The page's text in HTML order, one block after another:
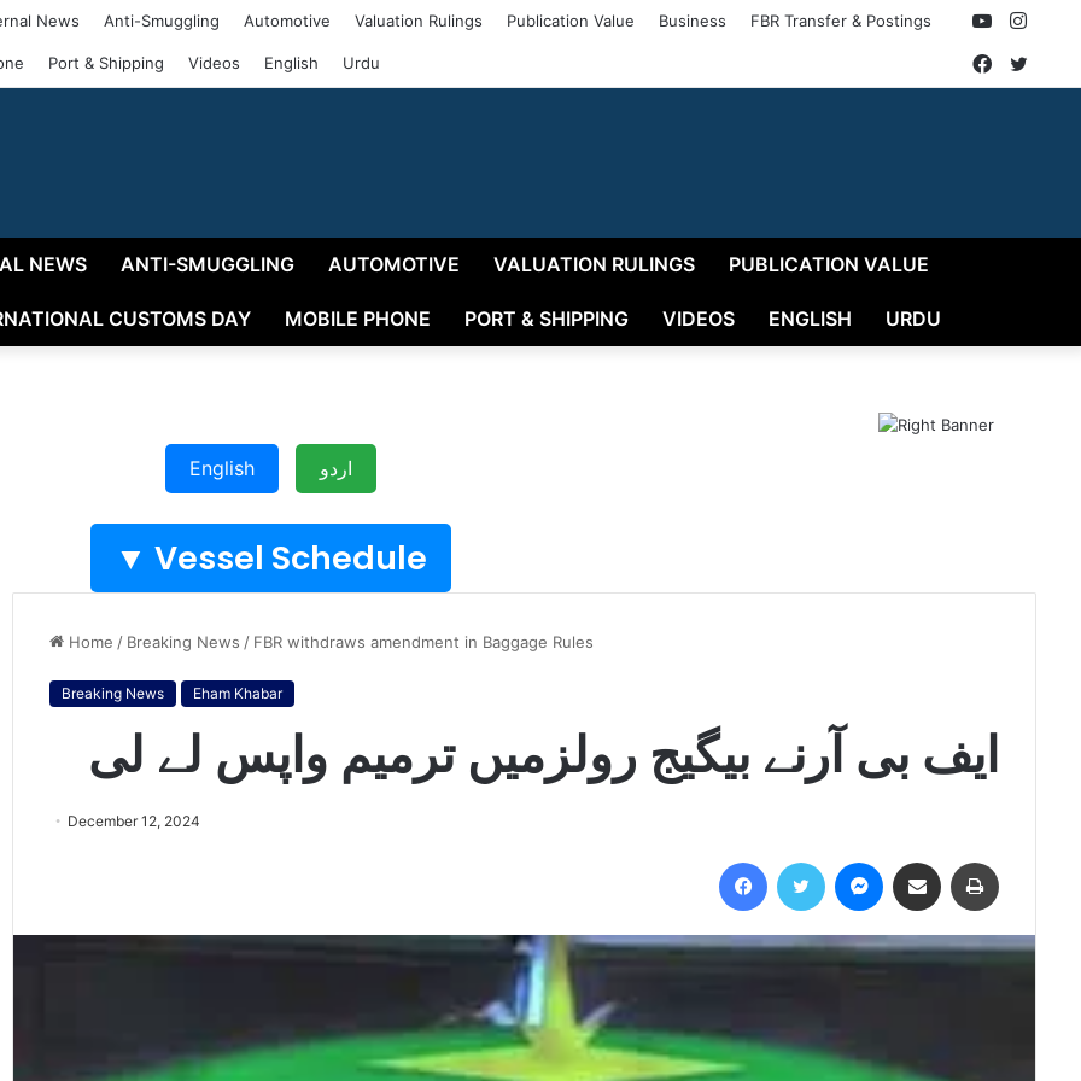
News Anti-Smuggling Automotive Valuation Rulings Publication Value Business FBR Transfer & Postings
Port & Shipping Videos English Urdu
YouTube
Facebook
NEWS ANTI-SMUGGLING AUTOMOTIVE VALUATION RULINGS PUBLICATION VALUE
CUSTOMS DAY MOBILE PHONE PORT & SHIPPING VIDEOS ENGLISH URDU
English اردو
Vessel Schedule ▼
Home / Breaking News / FBR withdraws amendment in Baggage Rules
Breaking News Eham Khabar
ایف بی آرنے بیگیج رولزمیں ترمیم واپس لے لی
December 12, 2024